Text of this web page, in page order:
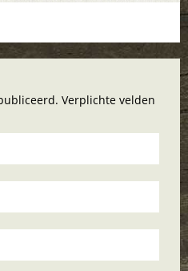
Verplichte velden